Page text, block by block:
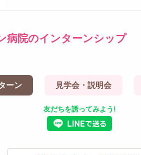
病院のインターンシップ
ーン 見学会・説明会
友だちを誘ってみよう!